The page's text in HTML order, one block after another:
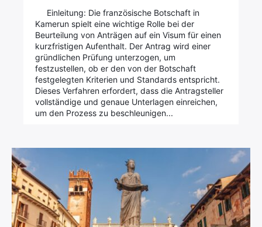
Einleitung: Die französische Botschaft in
Kamerun spielt eine wichtige Rolle bei der
Beurteilung von Anträgen auf ein Visum für einen
kurzfristigen Aufenthalt. Der Antrag wird einer
gründlichen Prüfung unterzogen, um
festzustellen, ob er den von der Botschaft
festgelegten Kriterien und Standards entspricht.
Dieses Verfahren erfordert, dass die Antragsteller
vollständige und genaue Unterlagen einreichen,
um den Prozess zu beschleunigen...